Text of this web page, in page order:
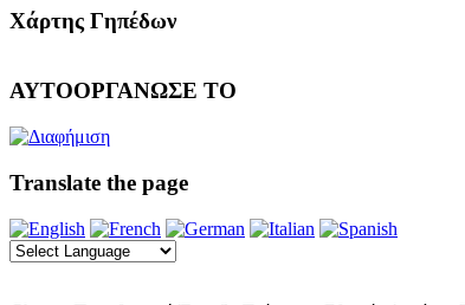
Χάρτης Γηπέδων
ΑΥΤΟΟΡΓΑΝΩΣΕ ΤΟ
Translate the page